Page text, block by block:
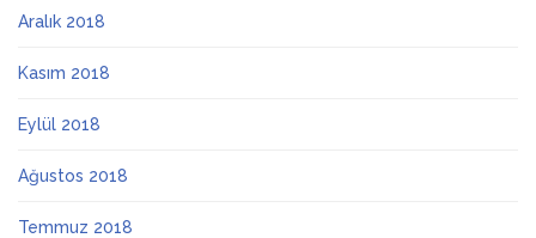
Aralık 2018
Kasım 2018
Eylül 2018
Ağustos 2018
Temmuz 2018